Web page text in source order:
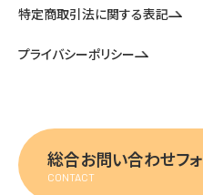
特定商取引法に関する表記
プライバシーポリシー
総合お問い合わせフ
CONTACT